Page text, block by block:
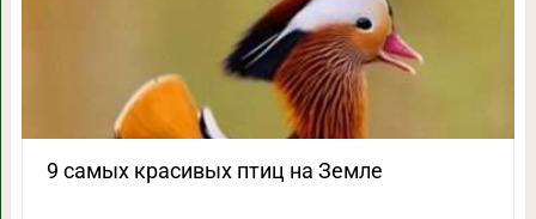
9 самых красивых птиц на Земле